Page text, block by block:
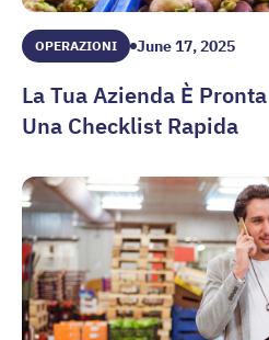
OPERAZIONI June 17, 2025
La Tua Azienda È
Una Checklist Rapida